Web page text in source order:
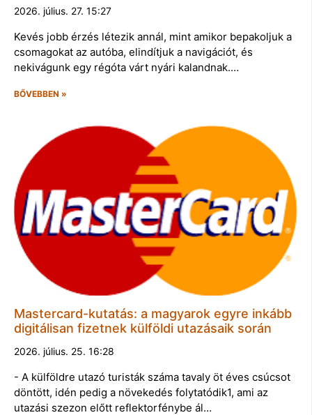
2026. július. 27. 15:27
Kevés jobb érzés létezik annál, mint amikor bepakoljuk a
csomagokat az autóba, elindítjuk a navigációt, és
nekivágunk egy régóta várt nyári kalandnak.…
BŐVEBBEN »
Mastercard-kutatás: a magyarok egyre inkább
digitálisan fizetnek külföldi utazásaik során
2026. július. 25. 16:28
- A külföldre utazó turisták száma tavaly öt éves csúcsot
döntött, idén pedig a növekedés folytatódik1, ami az
utazási szezon előtt reflektorfénybe ál…